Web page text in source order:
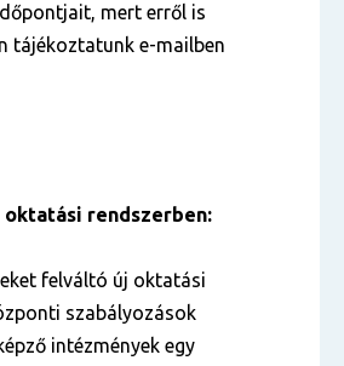
mert erről is
tájékoztatunk e-mailben
oktatási rendszerben:
felváltó új oktatási
szabályozások
intézmények egy